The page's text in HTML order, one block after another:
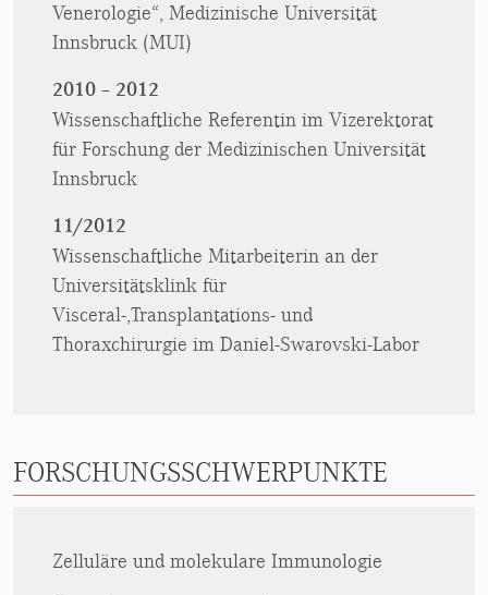
Venerologie“, Medizinische Universität
Innsbruck (MUI)
2010 – 2012
Wissenschaftliche Referentin im Vizerektorat
für Forschung der Medizinischen Universität
Innsbruck
11/2012
Wissenschaftliche Mitarbeiterin an der
Universitätsklink für
Visceral-,Transplantations- und
Thoraxchirurgie im Daniel-Swarovski-Labor
FORSCHUNGSSCHWERPUNKTE
Zelluläre und molekulare Immunologie